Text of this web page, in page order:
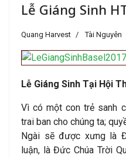
Lễ Giáng Sinh
Quang Harvest Tài Nguyên
Lễ Giáng Sinh Tại Hội
Vì có một con trẻ sanh
trai ban cho chúng ta;
Ngài sẽ được xưng là
luận, là Đức Chúa Trời